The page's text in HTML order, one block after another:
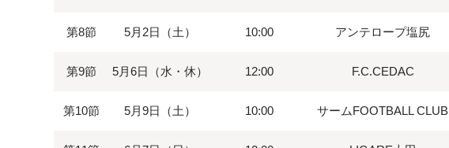
第8節 5月2日（土） 10:00 アンテロープ塩尻
第9節 5月6日（水・休） 12:00 F.C.CEDAC
第10節 5月9日（土） 10:00 サームFOOTBALL CLUB